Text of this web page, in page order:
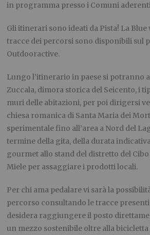
in programma presso i Comuni
Gli itinerari sono ideati da Pista! La Blue
tracce dei percorsi sono disponibili sul
Outdooractive.
Lungo l’itinerario in paese si potranno
Zuccala, dimora storica del Seicento, i
muri delle abitazioni, per poi dirigersi
chiesa romanica di Santa Maria dei
sperimentale fino all’area a Nord del
termine della gita, della durata
gourmet allo stand del distretto del
Miele per assaggiare i prodotti locali.
Per chi ama pedalare vi sarà la
percorso consultando le tracce presenti
desidera raggiungere il posto
un mezzo sostenibile oltre alla bicicletta